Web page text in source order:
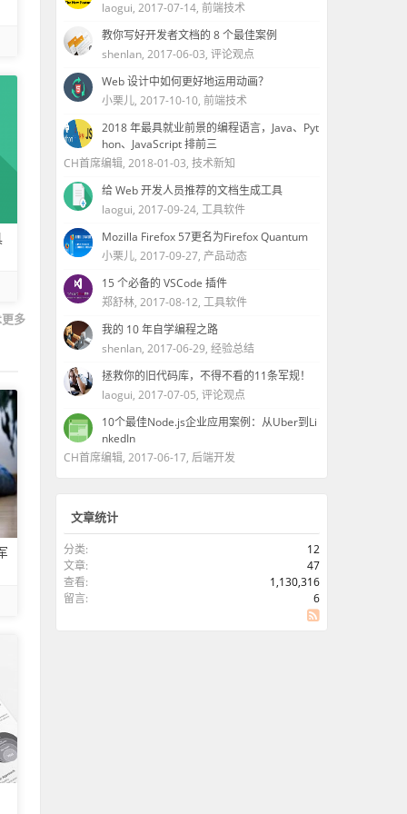
多
laogui, 2017-07-14, 前端技术
教你写好开发者文档的 8 个最佳案例
shenlan, 2017-06-03, 评论观点
Web 设计中如何更好地运用动画？
小栗儿, 2017-10-10, 前端技术
2018 年最具就业前景的编程语言，Java、Pyt
hon、JavaScript 排前三
CH首席编辑, 2018-01-03, 技术新知
给 Web 开发人员推荐的文档生成工具
laogui, 2017-09-24, 工具软件
Mozilla Firefox 57更名为Firefox Quantum
小栗儿, 2017-09-27, 产品动态
15 个必备的 VSCode 插件
郑舒林, 2017-08-12, 工具软件
我的 10 年自学编程之路
shenlan, 2017-06-29, 经验总结
拯救你的旧代码库，不得不看的11条军规！
laogui, 2017-07-05, 评论观点
10个最佳Node.js企业应用案例：从Uber到Li
nkedIn
CH首席编辑, 2017-06-17, 后端开发
文章统计
分类:
12
文章:
47
查看:
1,130,316
留言:
6